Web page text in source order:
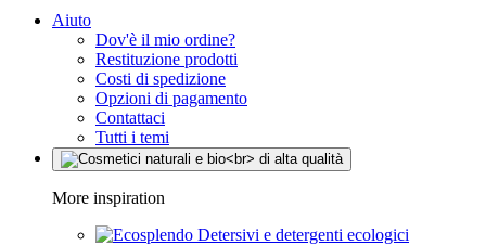
Aiuto
Dov'è il mio ordine?
Restituzione prodotti
Costi di spedizione
Opzioni di pagamento
Contattaci
Tutti i temi
More inspiration
Detersivi e detergenti ecologici